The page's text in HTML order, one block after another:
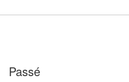
Passé